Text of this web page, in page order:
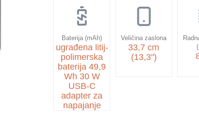
Baterija (mAh)
ugrađena litij-
polimerska
baterija 49,9
Wh 30 W
USB-C
adapter za
napajanje
Veličina zaslona
33,7 cm
(13,3")